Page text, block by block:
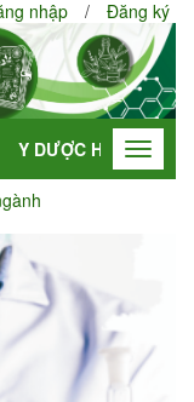
nhập / Đăng ký
Y DƯỢC HỌC Toggle